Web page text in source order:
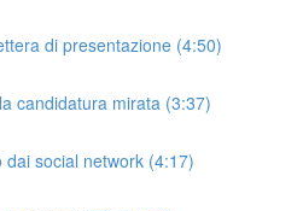
di presentazione (4:50)
candidatura mirata (3:37)
dai social network (4:17)